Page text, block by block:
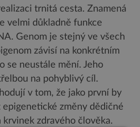
trnitá cesta. Znamená
velmi důkladně funkce
Genom je stejný ve všech
závisí na konkrétním
se neustále mění. Jeho
na pohyblivý cíl.
v tom, že jako první by
epigenetické změny dědičné
zdravého člověka.